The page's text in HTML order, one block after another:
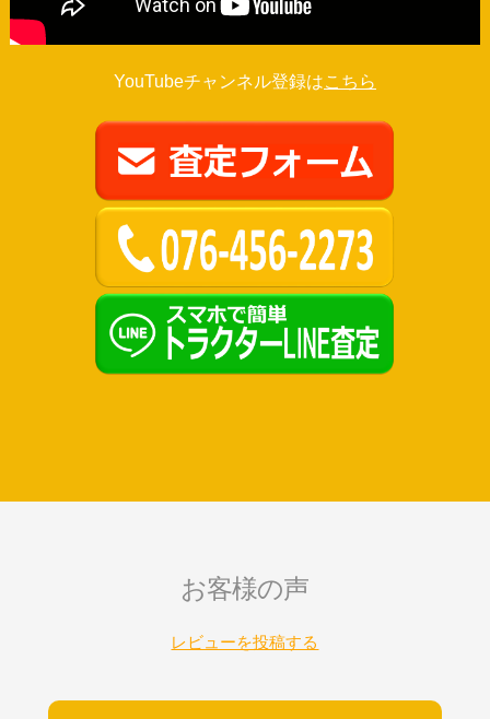
YouTubeチャンネル登録はこちら
お客様の声
レビューを投稿する